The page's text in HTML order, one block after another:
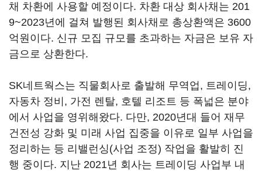
채 차환에 사용할 예정이다. 차환 대상 회사채는 201
9~2023년에 걸쳐 발행된 회사채로 총상환액은 3600
억원이다. 신규 모집 규모를 초과하는 자금은 보유 자
금으로 상환한다.
SK네트웍스는 직물회사로 출발해 무역업, 트레이딩,
자동차 정비, 가전 렌탈, 호텔 리조트 등 폭넓은 분야
에서 사업을 영위해왔다. 다만, 2020년대 들어 재무
건전성 강화 및 미래 사업 집중을 이유로 일부 사업을
정리하는 등 리밸런싱(사업 조정) 작업을 활발히 진
행 중이다. 지난 2021년 회사는 트레이딩 사업부 내